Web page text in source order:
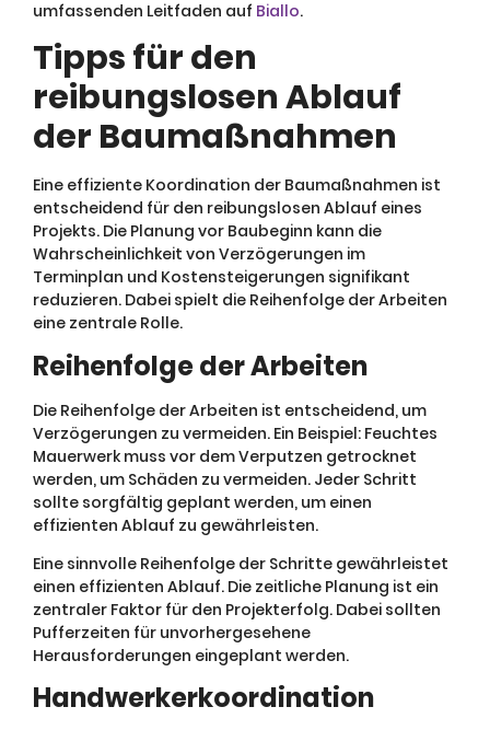
umfassenden Leitfaden auf Biallo.
Tipps für den
reibungslosen Ablauf
der Baumaßnahmen
Eine effiziente Koordination der Baumaßnahmen ist
entscheidend für den reibungslosen Ablauf eines
Projekts. Die Planung vor Baubeginn kann die
Wahrscheinlichkeit von Verzögerungen im
Terminplan und Kostensteigerungen signifikant
reduzieren. Dabei spielt die Reihenfolge der Arbeiten
eine zentrale Rolle.
Reihenfolge der Arbeiten
Die Reihenfolge der Arbeiten ist entscheidend, um
Verzögerungen zu vermeiden. Ein Beispiel: Feuchtes
Mauerwerk muss vor dem Verputzen getrocknet
werden, um Schäden zu vermeiden. Jeder Schritt
sollte sorgfältig geplant werden, um einen
effizienten Ablauf zu gewährleisten.
Eine sinnvolle Reihenfolge der Schritte gewährleistet
einen effizienten Ablauf. Die zeitliche Planung ist ein
zentraler Faktor für den Projekterfolg. Dabei sollten
Pufferzeiten für unvorhergesehene
Herausforderungen eingeplant werden.
Handwerkerkoordination